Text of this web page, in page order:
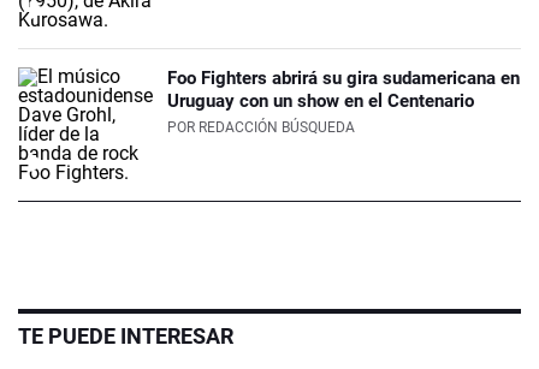
Foo Fighters abrirá su gira sudamericana en
Uruguay con un show en el Centenario
POR REDACCIÓN BÚSQUEDA
TE PUEDE INTERESAR